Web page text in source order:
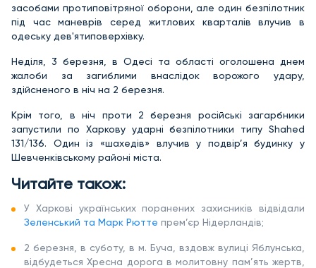
засобами протиповітряної оборони, але один безпілотник
під час маневрів серед житлових кварталів влучив в
одеську дев'ятиповерхівку.
Неділя, 3 березня, в Одесі та області оголошена днем
жалоби за загиблими внаслідок ворожого удару,
здійсненого в ніч на 2 березня.
Крім того, в ніч проти 2 березня російські загарбники
запустили по Харкову ударні безпілотники типу Shahed
131/136. Один із «шахедів» влучив у подвір’я будинку у
Шевченківському районі міста.
Читайте також:
У Харкові українських поранених захисників відвідали
Зеленський та Марк Рютте прем’єр Нідерландів;
2 березня, в суботу, в м. Буча, вздовж вулиці Яблунська,
відбудеться Хресна дорога в молитовну пам’ять жертв,